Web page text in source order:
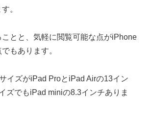
。
とと、気軽に閲覧可能な点がiPhone
もあります。
イズがiPad ProとiPad Airの13イン
ズでもiPad miniの8.3インチありま